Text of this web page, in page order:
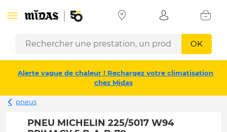
OK
Alerte vague de chaleur ! Rechargez votre climatisation
chez Midas
pneus
PNEU MICHELIN 225/5017 W94